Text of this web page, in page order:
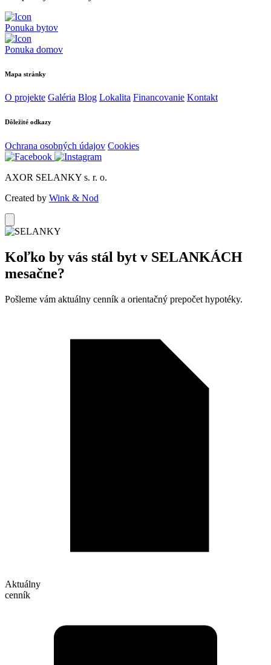
Ponuka bytov
Ponuka domov
Mapa stránky
O projekte Galéria Blog Lokalita Financovanie Kontakt
Dôležité odkazy
Ochrana osobných údajov Cookies
AXOR SELANKY s. r. o.
Created by Wink & Nod
Koľko by vás stál byt v SELANKÁCH
mesačne?
Pošleme vám aktuálny cenník a orientačný prepočet hypotéky.
Aktuálny
cenník